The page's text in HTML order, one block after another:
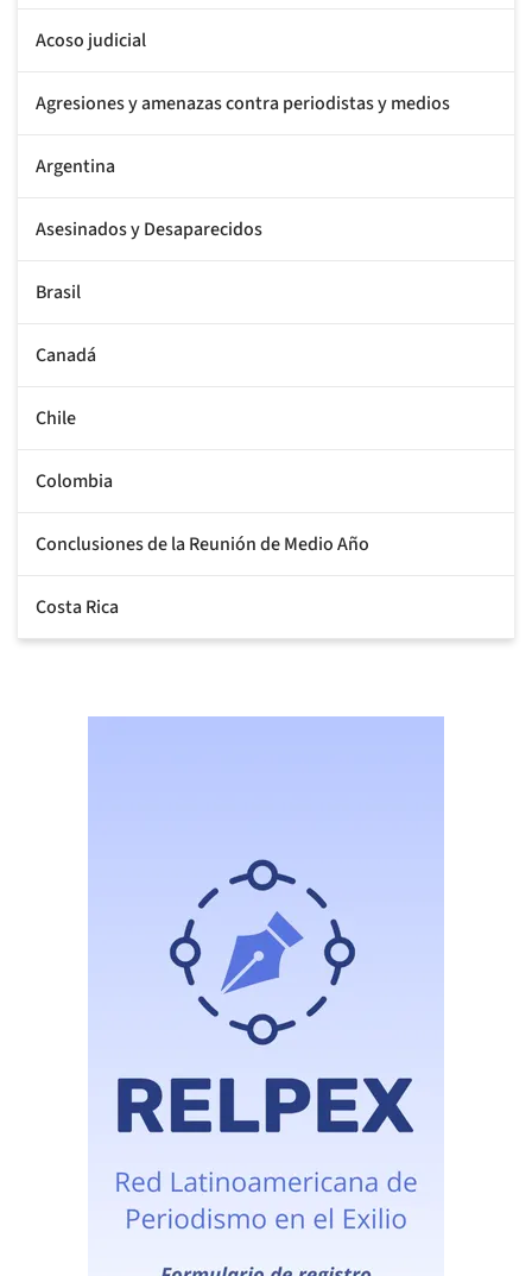
Acoso judicial
Agresiones y amenazas contra periodistas y medios
Argentina
Asesinados y Desaparecidos
Brasil
Canadá
Chile
Colombia
Conclusiones de la Reunión de Medio Año
Costa Rica